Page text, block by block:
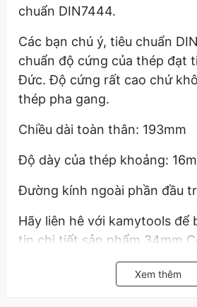
chuẩn DIN7444.
Các bạn chú ý, tiêu chuẩn
chuẩn độ cứng của thép đạt
Đức. Độ cứng rất cao chứ
thép pha gang.
Chiều dài toàn thân: 193mm
Độ dày của thép khoảng:
Đường kính ngoài phần đầu
Hãy liên hê với kamytools để
tin chi tiết sản phẩm 34mm
Clip On tiêu chuẩn Đức
Xem thêm